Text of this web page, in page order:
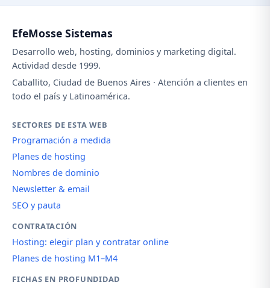
EfeMosse Sistemas
Desarrollo web, hosting, dominios y marketing digital.
Actividad desde 1999.
Caballito, Ciudad de Buenos Aires · Atención a clientes en
todo el país y Latinoamérica.
SECTORES DE ESTA WEB
Programación a medida
Planes de hosting
Nombres de dominio
Newsletter & email
SEO y pauta
CONTRATACIÓN
Hosting: elegir plan y contratar online
Planes de hosting M1–M4
FICHAS EN PROFUNDIDAD